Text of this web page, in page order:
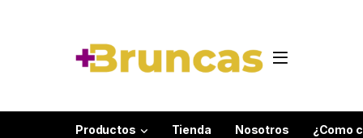
Productos Tienda Nosotros ¿Como